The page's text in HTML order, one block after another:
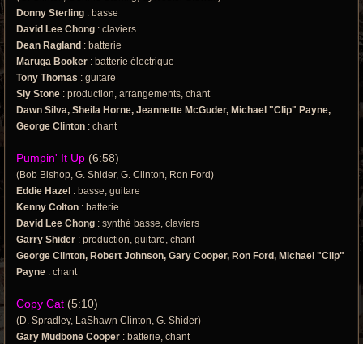
Donny Sterling : basse
David Lee Chong : claviers
Dean Ragland : batterie
Maruga Booker : batterie électrique
Tony Thomas : guitare
Sly Stone : production, arrangements, chant
Dawn Silva, Sheila Horne, Jeannette McGuder, Michael "Clip" Payne,
George Clinton : chant
Pumpin' It Up (6:58)
(Bob Bishop, G. Shider, G. Clinton, Ron Ford)
Eddie Hazel : basse, guitare
Kenny Colton : batterie
David Lee Chong : synthé basse, claviers
Garry Shider : production, guitare, chant
George Clinton, Robert Johnson, Gary Cooper, Ron Ford, Michael "Clip"
Payne : chant
Copy Cat (5:10)
(D. Spradley, LaShawn Clinton, G. Shider)
Gary Mudbone Cooper : batterie, chant